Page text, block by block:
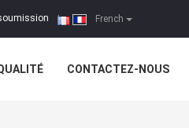
French
|
CONTACTEZ-NOUS